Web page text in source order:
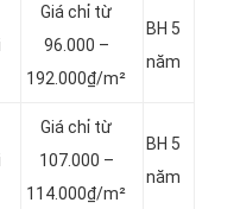
Giá chỉ từ
96.000 –
192.000₫/m²
BH 5
năm
Giá chỉ từ
107.000 –
114.000₫/m²
BH 5
năm